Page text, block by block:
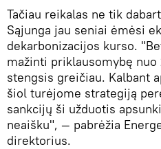
Tačiau reikalas ne tik
Sąjunga jau seniai ėmėsi
dekarbonizacijos kurso.
mažinti priklausomybę
stengsis greičiau. Kalbant
šiol turėjome strategiją
sankcijų ši užduotis
neaišku", — pabrėžia
direktorius.